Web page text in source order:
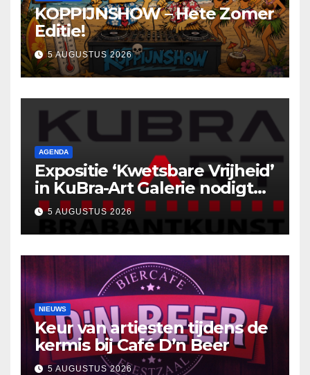
KOPPIJNSHOW – Hete Zomer
Editie!
5 AUGUSTUS 2026
AGENDA
Expositie ‘Kwetsbare Vrijheid’
in KuBra-Art Galerie nodigt
uit tot ontmoeting en
reflectie
5 AUGUSTUS 2026
NIEUWS
Keur van artiesten tijdens de
kermis bij Café D’n Beer
5 AUGUSTUS 2026